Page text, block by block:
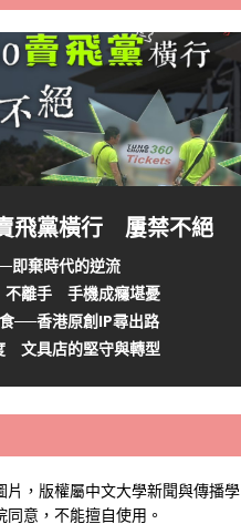
飛黨橫行 屢禁不絕
即棄時代的逆流
不離手 手機成癮堪憂
──香港原創IP尋出路
文具店的堅守與轉型
片，版權屬中文大學新聞與傳播學
意，不能擅自使用。